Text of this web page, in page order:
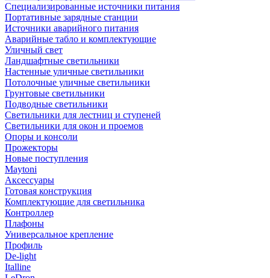
Специализированные источники питания
Портативные зарядные станции
Источники аварийного питания
Аварийные табло и комплектующие
Уличный свет
Ландшафтные светильники
Настенные уличные светильники
Потолочные уличные светильники
Грунтовые светильники
Подводные светильники
Светильники для лестниц и ступеней
Светильники для окон и проемов
Опоры и консоли
Прожекторы
Новые поступления
Maytoni
Аксессуары
Готовая конструкция
Комплектующие для светильника
Контроллер
Плафоны
Универсальное крепление
Профиль
De-light
Italline